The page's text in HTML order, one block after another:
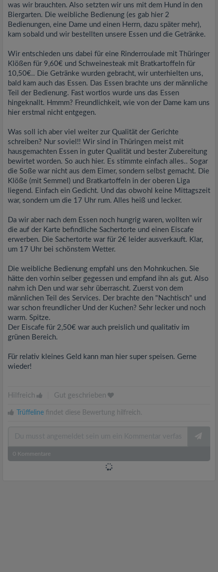
was wir brauchten. Also setzten wir uns mit dem Hund in den
Biergarten. Die weibliche Bedienung (es gab hier 2
Bedienungen, eine Dame und einen Herrn, dazu später mehr),
kam sobald und wir bestellten unsere Essen und die Getränke.
Wir entschieden uns dabei für eine Rinderroulade mit Thüringer
Klößen für 9,60€ und Schweinesteak mit Bratkartoffeln für
10,50€.. Die Getränke wurden gebracht, wir unterhielten uns,
bald kam auch das Essen. Das Essen brachte uns der männliche
Teil der Bedienung. Fast wortlos wurde uns das Essen
hingeknallt. Hmmm? Freundlichkeit, wie von der Dame kam uns
hier erstmal nicht entgegen.
Was soll ich aber viel weiter zur Qualität der Gerichte
schreiben? Nur soviel!! Wir sind in Thüringen meist mit
hausgemachten Essen in guter Qualität und bester Zubereitung
bewirtet worden. So auch hier. Es stimmte einfach alles.. Sogar
die Soße war nicht aus dem Eimer, sondern selbst gemacht. Die
Klöße (mit Semmel) und Bratkartoffeln in der oberen Liga
liegend. Einfach ein Gedicht. Und das obwohl keine Mittagszeit
war, sondern um die 17 Uhr rum. Alles heiß und lecker.
Da wir aber nach dem Essen noch hungrig waren, wollten wir
die auf der Karte befindliche Sachertorte und einen Eiscafe
erwerben. Die Sachertorte war für 2€ leider ausverkauft. Klar,
um 17 Uhr bei schönstem Wetter.
Die weibliche Bedienung empfahl uns den Mohnkuchen. Sie
hätte den vorhin selber gegessen und empfand ihn als gut. Also
nahm ich Den und war sehr überrascht. Zuerst von dem
männlichen Teil des Services. Der brachte den "Nachtisch" und
war schon freundlicher Und der Kuchen? Sehr lecker und noch
warm. Spitze.
Der Eiscafe für 2,50€ war auch preislich und qualitativ im
grünen Bereich.
Für relativ kleines Geld kann man hier super speisen. Gerne
wieder!
Hilfreich Gut geschrieben
Trüffeline findet diese Bewertung hilfreich.
0 Kommentare